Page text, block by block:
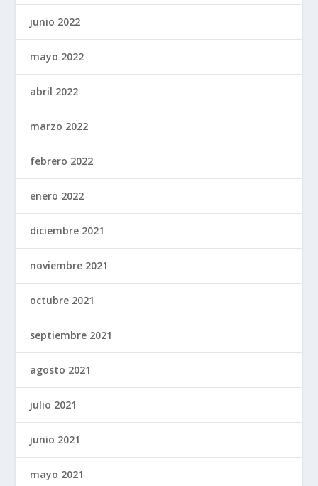
junio 2022
mayo 2022
abril 2022
marzo 2022
febrero 2022
enero 2022
diciembre 2021
noviembre 2021
octubre 2021
septiembre 2021
agosto 2021
julio 2021
junio 2021
mayo 2021